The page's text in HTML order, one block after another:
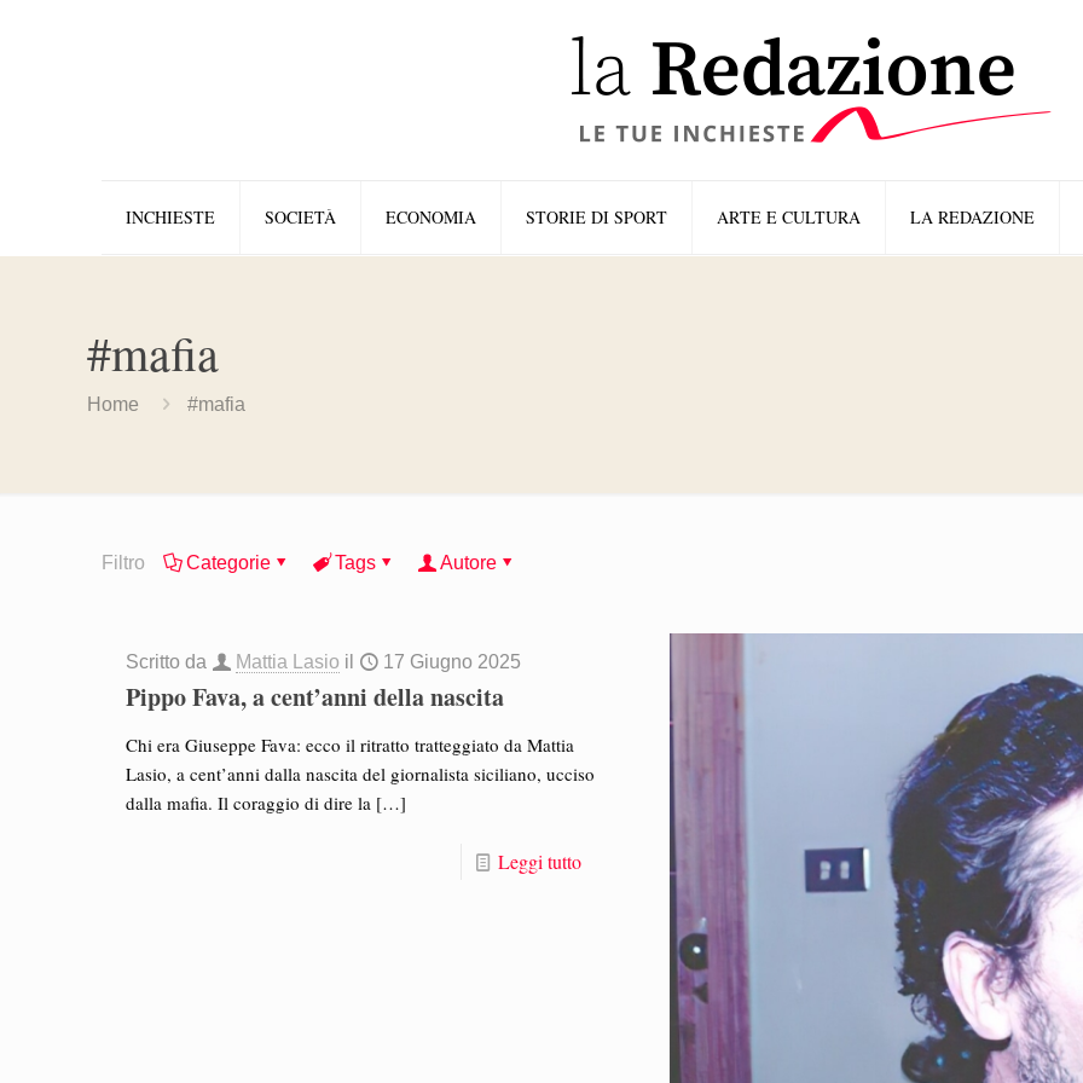
INCHIESTE SOCIETÀ ECONOMIA STORIE DI SPORT ARTE E CULTURA LA REDAZIONE
#mafia
Home #mafia
Filtro Categorie Tags Autore
Scritto da Mattia Lasio il 17 Giugno 2025
Pippo Fava, a cent’anni della nascita
Chi era Giuseppe Fava: ecco il ritratto tratteggiato da Mattia
Lasio, a cent’anni dalla nascita del giornalista siciliano, ucciso
dalla mafia. Il coraggio di dire la […]
Leggi tutto